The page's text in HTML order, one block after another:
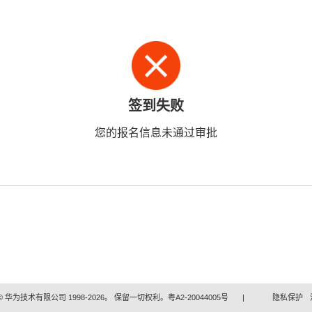
签到失败
您的报名信息未通过审批
华为技术有限公司 1998-2026。 保留一切权利。粤A2-20044005号 | 隐私保护